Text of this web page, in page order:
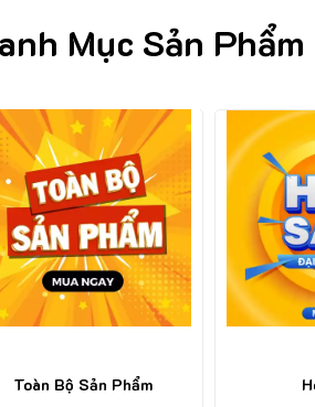
Mục Sản Phẩm
Hot Sale Sản